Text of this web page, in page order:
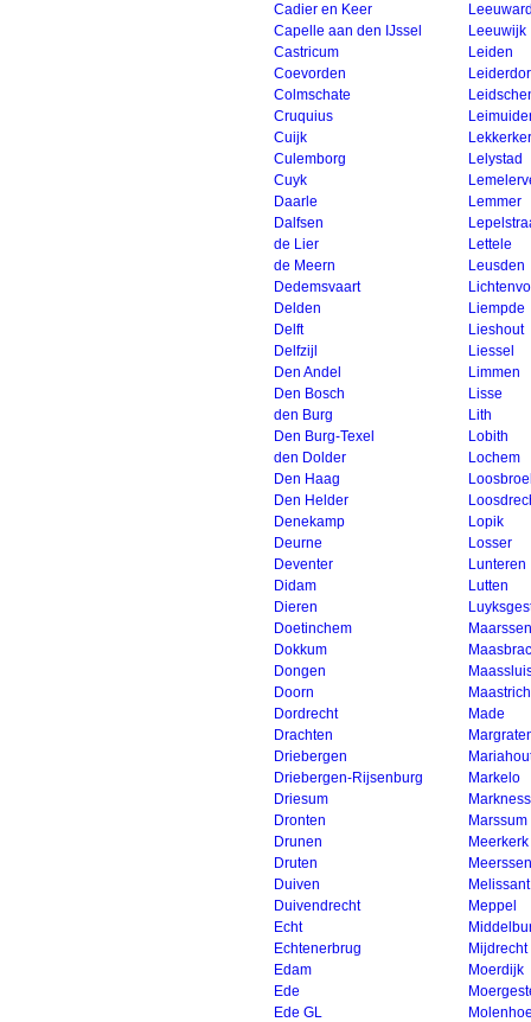
Cadier en Keer
Capelle aan den IJssel
Castricum
Coevorden
Colmschate
Cruquius
Cuijk
Culemborg
Cuyk
Daarle
Dalfsen
de Lier
de Meern
Dedemsvaart
Delden
Delft
Delfzijl
Den Andel
Den Bosch
den Burg
Den Burg-Texel
den Dolder
Den Haag
Den Helder
Denekamp
Deurne
Deventer
Didam
Dieren
Doetinchem
Dokkum
Dongen
Doorn
Dordrecht
Drachten
Driebergen
Driebergen-Rijsenburg
Driesum
Dronten
Drunen
Druten
Duiven
Duivendrecht
Echt
Echtenerbrug
Edam
Ede
Ede GL
Leeuwijk
Leiden
Lelystad
Lemmer
Lettele
Leusden
Liempde
Lieshout
Liessel
Limmen
Lisse
Lith
Lobith
Lochem
Lopik
Losser
Lunteren
Lutten
Maarssen
Made
Markelo
Marssum
Meerkerk
Meerssen
Melissant
Meppel
Mijdrecht
Moerdijk